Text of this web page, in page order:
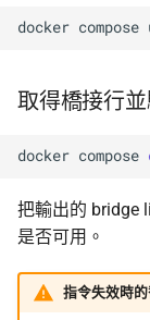
docker compose
取得橋接行
docker compose
把輸出的 bridge
是否可用。
指令失效時